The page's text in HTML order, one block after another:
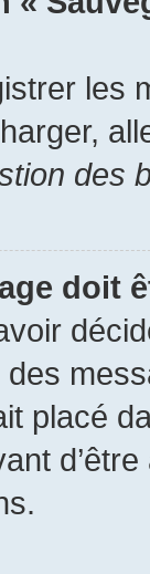
des
doit
placé